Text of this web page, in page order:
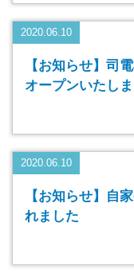
2020.06.10
【お知らせ】司
オープンいたし
2020.06.10
【お知らせ】自
れました